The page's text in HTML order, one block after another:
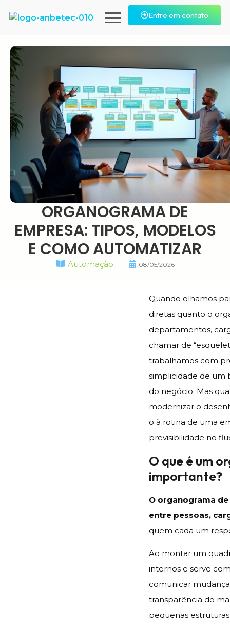
Entre em contato
ORGANOGRAMA DE
EMPRESA: TIPOS, MODELOS
E COMO AUTOMATIZAR
Automação 08/05/2026
Quando olhamos
diretas quanto o
departamentos,
chamar de
trabalhamos com
simplicidade de um
do negócio. Mas
modernizar o
o à rotina de uma
previsibilidade no
O que é um
importante?
O organograma
entre pessoas,
quem cada um
Ao montar um
internos e serve
comunicar
transparência do
pequenas